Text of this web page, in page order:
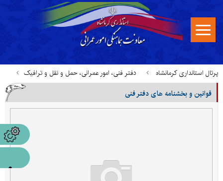
پرتال استانداری کرمانشاه دفتر فنی، امور عمرانی، حمل و نقل و ترافیک
قوانین، بخشنامه ها و مستندات
قوانین و بخشنامه های دفتر فنی